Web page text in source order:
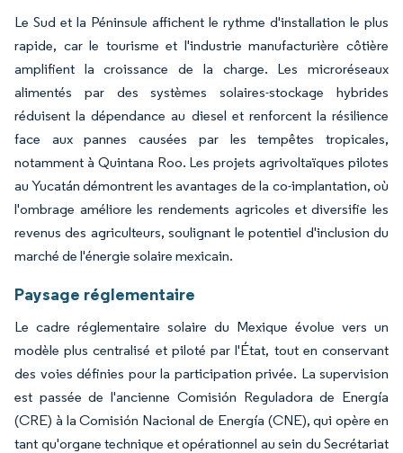
Le Sud et la Péninsule affichent le rythme d'installation le plus
rapide, car le tourisme et l'industrie manufacturière côtière
amplifient la croissance de la charge. Les microréseaux
alimentés par des systèmes solaires-stockage hybrides
réduisent la dépendance au diesel et renforcent la résilience
face aux pannes causées par les tempêtes tropicales,
notamment à Quintana Roo. Les projets agrivoltaïques pilotes
au Yucatán démontrent les avantages de la co-implantation, où
l'ombrage améliore les rendements agricoles et diversifie les
revenus des agriculteurs, soulignant le potentiel d'inclusion du
marché de l'énergie solaire mexicain.
Paysage réglementaire
Le cadre réglementaire solaire du Mexique évolue vers un
modèle plus centralisé et piloté par l'État, tout en conservant
des voies définies pour la participation privée. La supervision
est passée de l'ancienne Comisión Reguladora de Energía
(CRE) à la Comisión Nacional de Energía (CNE), qui opère en
tant qu'organe technique et opérationnel au sein du Secrétariat